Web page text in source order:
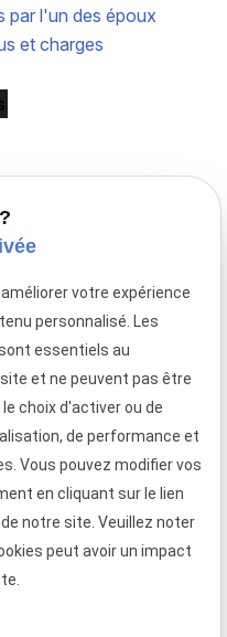
par l'un des époux
et charges
à Paris,
intervient en
international.
Horaires
09:00 -
13:00/14:00
- 19:00
Lundi -
Vendredi
votre expérience
personnalisé. Les
essentiels au
et ne peuvent pas être
choix d'activer ou de
de performance et
Vous pouvez modifier vos
en cliquant sur le lien
notre site. Veuillez noter
peut avoir un impact